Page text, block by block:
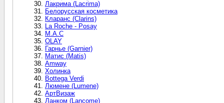
Лакрима (Lacrima)
Белорусская косметика
Кларанс (Clarins)
La Roche - Posay
M.A.C
OLAY
Гарнье (Gаrnier)
Матис (Matis)
Amway
Холинка
Bottega Verdi
Люмене (Lumеne)
АртВизаж
Ланком (Lancome)